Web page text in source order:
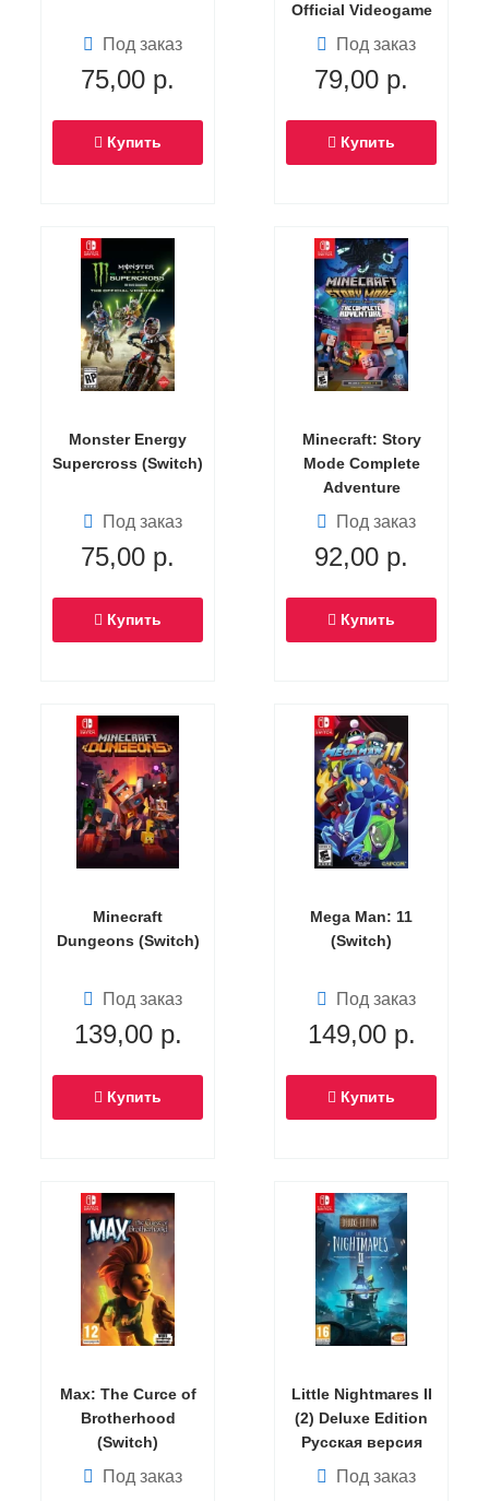
Под заказ
75,00 р.
Купить
Official Videogame
2 (Switch)
Под заказ
79,00 р.
Купить
Monster Energy
Supercross (Switch)
Под заказ
75,00 р.
Купить
Minecraft: Story
Mode Complete
Adventure
(эпизоды 1-8)
Русская Версия
(Switch)
Под заказ
92,00 р.
Купить
Minecraft
Dungeons (Switch)
Под заказ
139,00р.
Купить
Mega Man: 11
(Switch)
Под заказ
149,00р.
Купить
Max: The Curce of
Brotherhood
(Switch)
Под заказ
Little Nightmares II
(2) Deluxe Edition
Русская версия
(Switch)
Под заказ